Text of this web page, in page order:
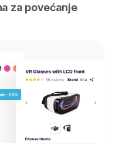
za povećanje